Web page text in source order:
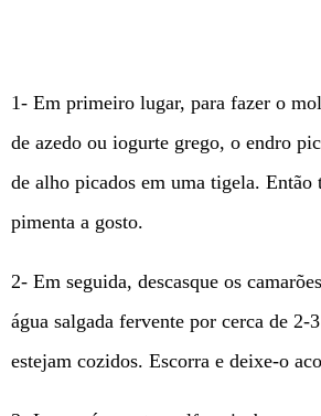
1- Em primeiro lugar, para fazer o
de azedo ou iogurte grego, o endro
de alho picados em uma tigela. Então
pimenta a gosto.
2- Em seguida, descasque os
água salgada fervente por cerca de 2-
estejam cozidos. Escorra e deixe-o